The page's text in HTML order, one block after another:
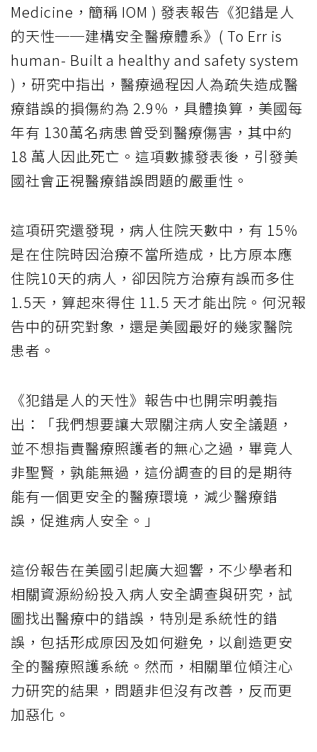
Medicine，簡稱 IOM ) 發表報告《犯錯是人
的天性──建構安全醫療體系》( To Err is
human- Built a healthy and safety system
)，研究中指出，醫療過程因人為疏失造成醫
療錯誤的損傷約為 2.9％，具體換算，美國每
年有 130萬名病患曾受到醫療傷害，其中約
18 萬人因此死亡。這項數據發表後，引發美
國社會正視醫療錯誤問題的嚴重性。
這項研究還發現，病人住院天數中，有 15％
是在住院時因治療不當所造成，比方原本應
住院10天的病人，卻因院方治療有誤而多住
1.5天，算起來得住 11.5 天才能出院。何況報
告中的研究對象，還是美國最好的幾家醫院
患者。
《犯錯是人的天性》報告中也開宗明義指
出：「我們想要讓大眾關注病人安全議題，
並不想指責醫療照護者的無心之過，畢竟人
非聖賢，孰能無過，這份調查的目的是期待
能有一個更安全的醫療環境，減少醫療錯
誤，促進病人安全。」
這份報告在美國引起廣大迴響，不少學者和
相關資源紛紛投入病人安全調查與研究，試
圖找出醫療中的錯誤，特別是系統性的錯
誤，包括形成原因及如何避免，以創造更安
全的醫療照護系統。然而，相關單位傾注心
力研究的結果，問題非但沒有改善，反而更
加惡化。